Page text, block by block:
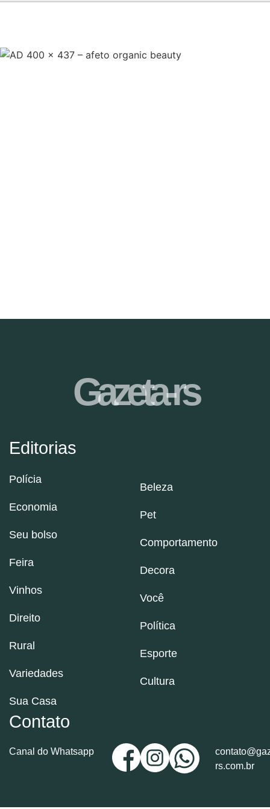
Editorias
Polícia
Economia
Seu bolso
Feira
Vinhos
Direito
Rural
Variedades
Sua Casa
Beleza
Pet
Comportamento
Decora
Você
Política
Esporte
Cultura
Contato
Canal do Whatsapp
rs.com.br
Gazeta-rs